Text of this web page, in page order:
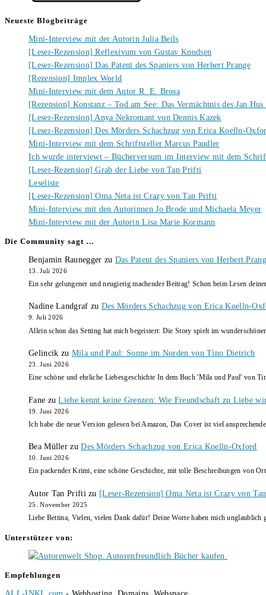
Neueste Blogbeiträge
Mini-Interview mit der Autorin Julia Beils
[Leser-Rezension] Reflexivum von Gustav Knudsen
[Leser-Rezension] Das Patent des Spaniers von Herbert Prange
[Rezension] Implex World
Mini-Interview mit dem Autor R. E. Brosa
[Rezension] Konstanz – Tod am See: Das Vermächtnis des Jan
[Leser-Rezension] Anya Nekromant von Dennis Kazek
[Leser-Rezension] Des Mörders Schachzug von Erica Koelln-
Mini-Interview mit dem Schriftsteller Marcus Paudler
Ich wurde interviewt – Bücherversum im Interview mit dem
[Leser-Rezension] Grab der Liebe von Tan Prifti
Leseliste
[Leser-Rezension] Oma Neta ist Crazy von Tan Prifti
Mini-Interview mit den Autorinnen Jo Brode und Michaela Meyer
Mini-Interview mit der Autorin Lisa Marie Kormann
Die Community sagt …
Benjamin Raunegger zu Das Patent des Spaniers von Herbert
13. Juli 2026
Ein sehr gelungener und neugierig machender Beitrag! Schon beim Lesen
Nadine Landgraf zu Des Mörders Schachzug von Erica Koelln-
9. Juli 2026
Allein schon das Setting hat mich begeistert: Die Story spielt im
Gelincik zu Mila und Paul: Sonne im Norden von Tino Dietrich
23. Juni 2026
Eine schöne und ehrliche Liebesgeschichte In dem Buch 'Mila und Paul' von
Fane zuLiebe kennt keine Grenzen: Wie Freundschaft zu Liebe
19. Juni 2026
Ich habe die neue Version gelesen bei Amazon, Das Cover ist viel
Bea Müller zuDes Mörders Schachzug von Erica Koelln-Oxford
10. Juni 2026
Ein packender Krimi, eine schöne Geschichte, mit tolle Beschreibungen von
Autor Tan Prifti zu [Leser-Rezension] Oma Neta ist Crazy von
25. November 2025
Liebe Bettina, Vielen, vielen Dank dafür! Deine Worte haben mich unglaublich
Unterstützer von:
Empfehlungen